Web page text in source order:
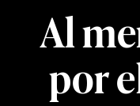
Al
por